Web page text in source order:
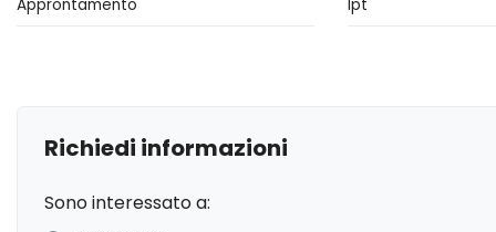
Pacchetto sicurezza
Approntamento Ipt
Richiedi informazioni
Sono interessato a: